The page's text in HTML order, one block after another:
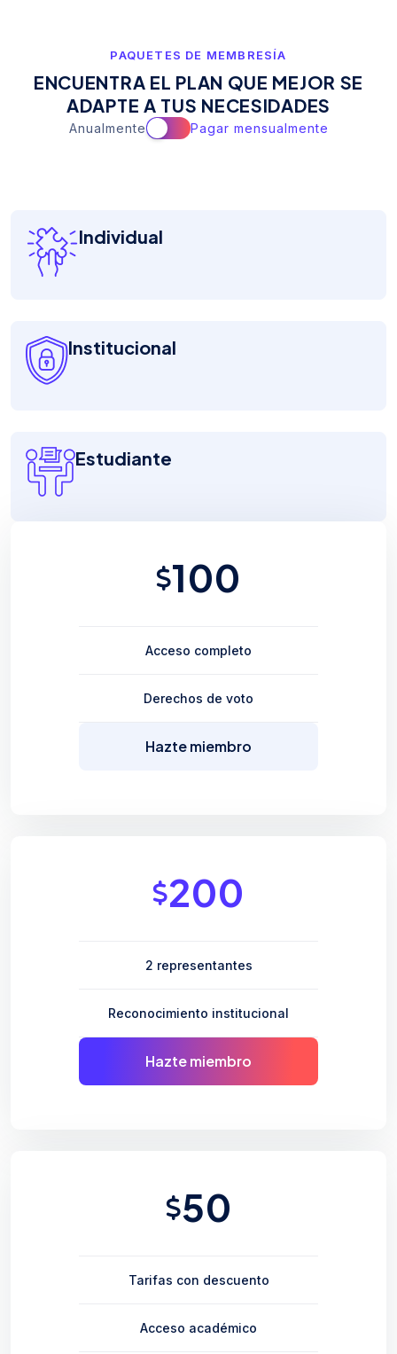
PAQUETES DE MEMBRESÍA
ENCUENTRA EL PLAN QUE MEJOR SE
ADAPTE A TUS NECESIDADES
Anualmente Pagar mensualmente
Individual
Institucional
Estudiante
100
Acceso completo
Derechos de voto
Hazte miembro
200
2 representantes
Reconocimiento institucional
Hazte miembro
50
Tarifas con descuento
Acceso académico